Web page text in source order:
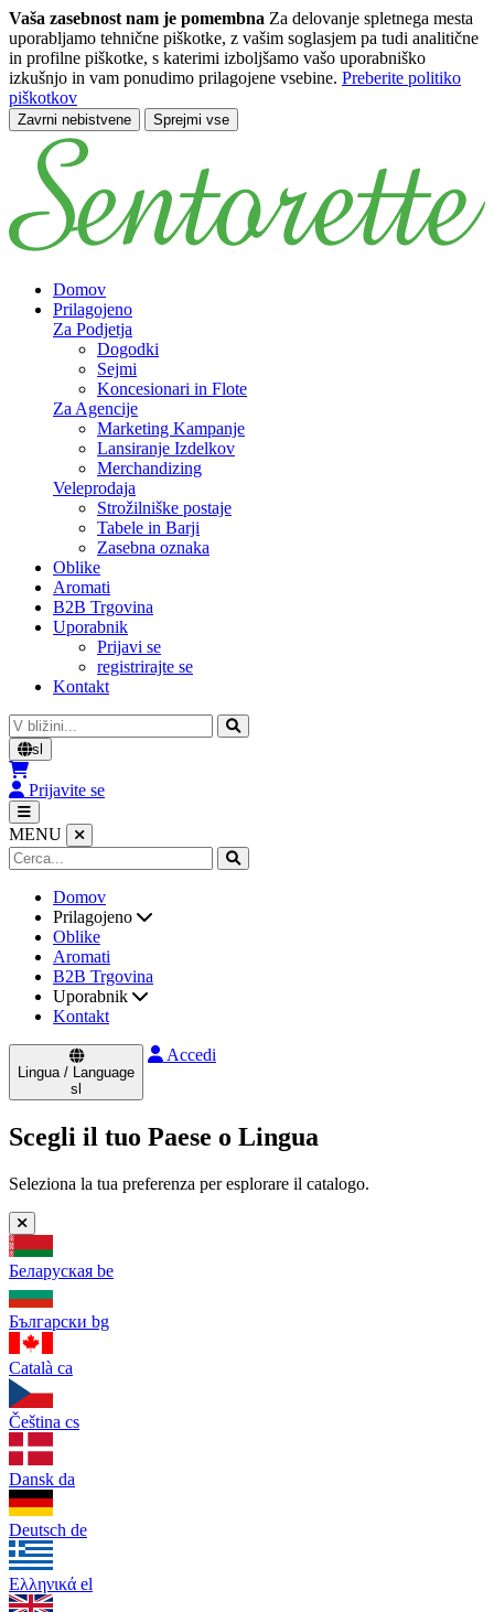
Vaša zasebnost nam je pomembna Za delovanje spletnega mesta
uporabljamo tehnične piškotke, z vašim soglasjem pa tudi analitične
in profilne piškotke, s katerimi izboljšamo vašo uporabniško
izkušnjo in vam ponudimo prilagojene vsebine. Preberite politiko
piškotkov
Zavrni nebistvene Sprejmi vse
Preskoči na glavno vsebino
Domov
Prilagojeno
Za Podjetja
Dogodki
Sejmi
Koncesionari in Flote
Za Agencije
Marketing Kampanje
Lansiranje Izdelkov
Merchandizing
Veleprodaja
Strožilniške postaje
Tabele in Barji
Zasebna oznaka
Oblike
Aromati
B2B Trgovina
Uporabnik
Prijavi se
registrirajte se
Kontakt
Cerca
sl
Prijavite se
MENU
Domov
Prilagojeno
Oblike
Aromati
B2B Trgovina
Uporabnik
Kontakt
Lingua / Language
sl
Accedi
Scegli il tuo Paese o Lingua
Seleziona la tua preferenza per esplorare il catalogo.
Беларуская be
Български bg
Català ca
Čeština cs
Dansk da
Deutsch de
Ελληνικά el